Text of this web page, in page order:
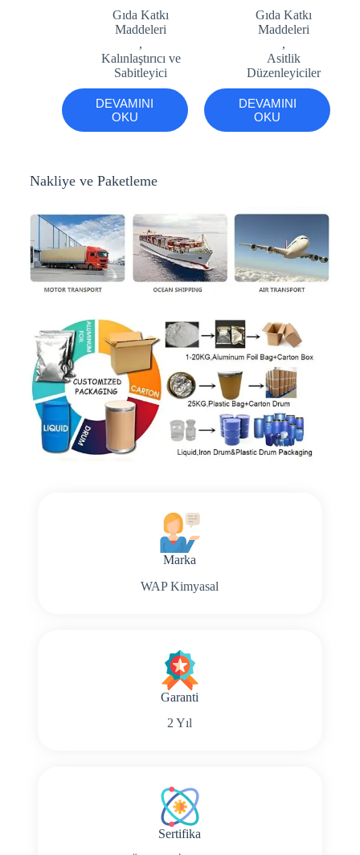
Gıda Katkı
Maddeleri
,
Kalınlaştırıcı ve
Sabitleyici
DEVAMINI
OKU
Gıda Katkı
Maddeleri
,
Asitlik
Düzenleyiciler
DEVAMINI
OKU
Nakliye ve Paketleme
Marka
WAP Kimyasal
Garanti
2 Yıl
Sertifika